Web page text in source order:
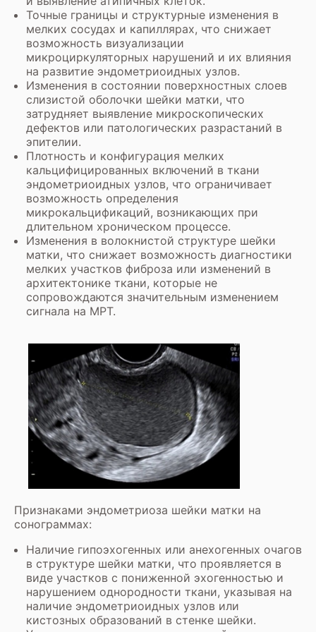
Точные границы и структурные изменения в
мелких сосудах и капиллярах, что снижает
возможность визуализации
микроциркуляторных нарушений и их влияния
на развитие эндометриоидных узлов.
Изменения в состоянии поверхностных слоев
слизистой оболочки шейки матки, что
затрудняет выявление микроскопических
дефектов или патологических разрастаний в
эпителии.
Плотность и конфигурация мелких
кальцифицированных включений в ткани
эндометриоидных узлов, что ограничивает
возможность определения
микрокальцификаций, возникающих при
длительном хроническом процессе.
Изменения в волокнистой структуре шейки
матки, что снижает возможность диагностики
мелких участков фиброза или изменений в
архитектонике ткани, которые не
сопровождаются значительным изменением
сигнала на МРТ.
Признаками эндометриоза шейки матки на
сонограммах:
Наличие гипоэхогенных или анехогенных очагов
в структуре шейки матки, что проявляется в
виде участков с пониженной эхогенностью и
нарушением однородности ткани, указывая на
наличие эндометриоидных узлов или
кистозных образований в стенке шейки.